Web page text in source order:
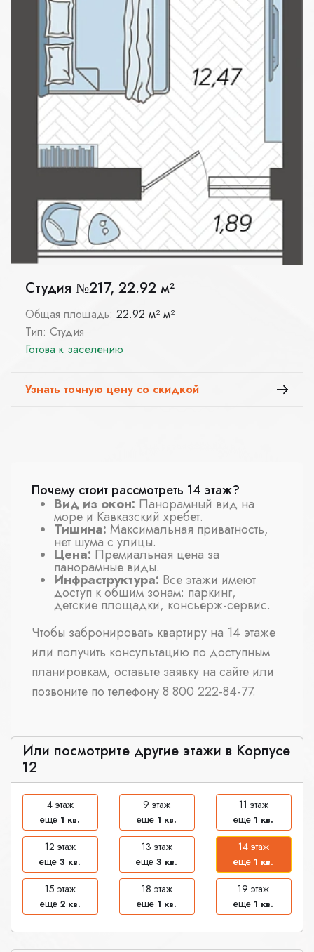
Студия №217, 22.92 м²
Общая площадь: 22.92 м² м²
Тип: Студия
Готова к заселению
Узнать точную цену со скидкой
Почему стоит рассмотреть 14 этаж?
Вид из окон: Панорамный вид на
море и Кавказский хребет.
Тишина: Максимальная приватность,
нет шума с улицы.
Цена: Премиальная цена за
панорамные виды.
Инфраструктура: Все этажи имеют
доступ к общим зонам: паркинг,
детские площадки, консьерж-сервис.
Чтобы забронировать квартиру на 14 этаже
или получить консультацию по доступным
планировкам, оставьте заявку на сайте или
позвоните по телефону 8 800 222-84-77.
Или посмотрите другие этажи в Корпусе
12
4 этаж
еще 1 кв.
9 этаж
еще 1 кв.
11 этаж
еще 1 кв.
12 этаж
еще3 кв.
13 этаж
еще3 кв.
14 этаж
еще 1 кв.
15 этаж
еще 2 кв.
18 этаж
еще 1 кв.
19 этаж
еще 1 кв.